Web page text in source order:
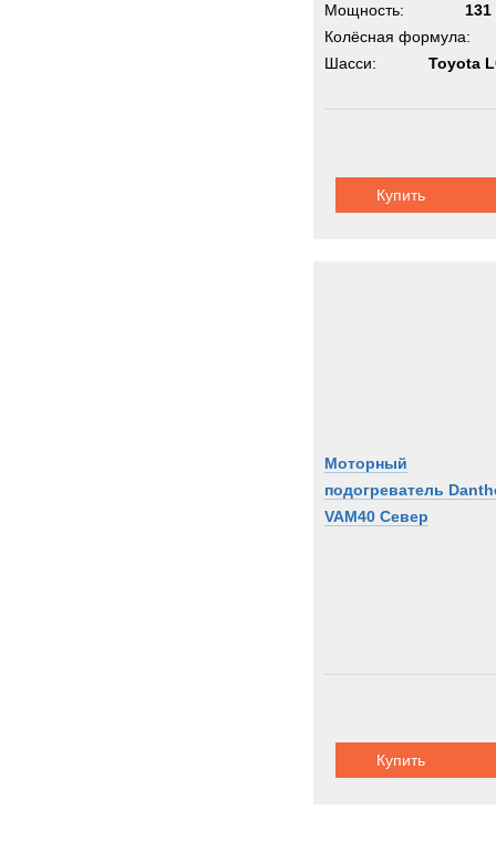
Мощность:
131
Колёсная формула:
Шасси:
Toyota
Купить
Моторный
подогреватель
VAM40 Север
Купить